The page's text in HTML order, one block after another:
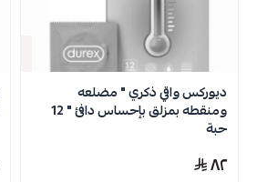
ديوركس واقي ذكري " مضلعه
ومنقطه بمزلق بإحساس دافئ " 12
حبة
٨٢